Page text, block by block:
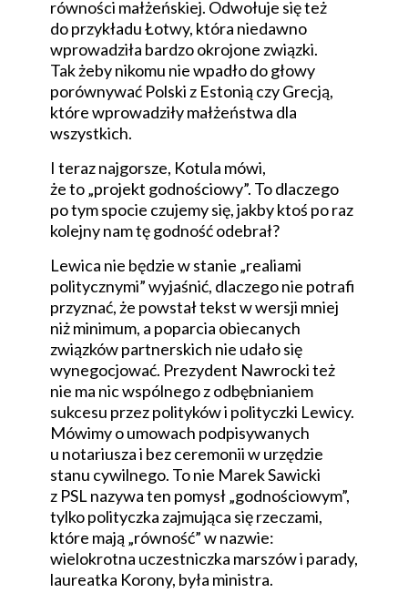
równości małżeńskiej. Odwołuje się też
do przykładu Łotwy, która niedawno
wprowadziła bardzo okrojone związki.
Tak żeby nikomu nie wpadło do głowy
porównywać Polski z Estonią czy Grecją,
które wprowadziły małżeństwa dla
wszystkich.
I teraz najgorsze, Kotula mówi,
że to „projekt godnościowy”. To dlaczego
po tym spocie czujemy się, jakby ktoś po raz
kolejny nam tę godność odebrał?
Lewica nie będzie w stanie „realiami
politycznymi” wyjaśnić, dlaczego nie potrafi
przyznać, że powstał tekst w wersji mniej
niż minimum, a poparcia obiecanych
związków partnerskich nie udało się
wynegocjować. Prezydent Nawrocki też
nie ma nic wspólnego z odbębnianiem
sukcesu przez polityków i polityczki Lewicy.
Mówimy o umowach podpisywanych
u notariusza i bez ceremonii w urzędzie
stanu cywilnego. To nie Marek Sawicki
z PSL nazywa ten pomysł „godnościowym”,
tylko polityczka zajmująca się rzeczami,
które mają „równość” w nazwie:
wielokrotna uczestniczka marszów i parady,
laureatka Korony, była ministra.